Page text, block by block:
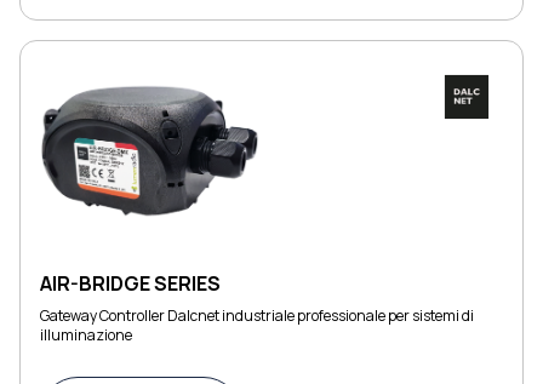
AIR-BRIDGE SERIES
Gateway Controller Dalcnet industriale professionale per sistemi di
illuminazione